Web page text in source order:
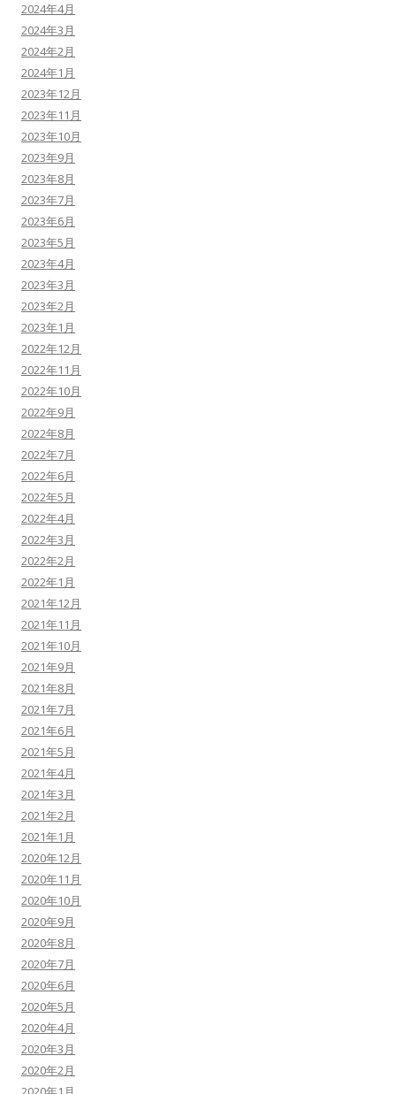
2024年4月
2024年3月
2024年2月
2024年1月
2023年12月
2023年11月
2023年10月
2023年9月
2023年8月
2023年7月
2023年6月
2023年5月
2023年4月
2023年3月
2023年2月
2023年1月
2022年12月
2022年11月
2022年10月
2022年9月
2022年8月
2022年7月
2022年6月
2022年5月
2022年4月
2022年3月
2022年2月
2022年1月
2021年12月
2021年11月
2021年10月
2021年9月
2021年8月
2021年7月
2021年6月
2021年5月
2021年4月
2021年3月
2021年2月
2021年1月
2020年12月
2020年11月
2020年10月
2020年9月
2020年8月
2020年7月
2020年6月
2020年5月
2020年4月
2020年3月
2020年2月